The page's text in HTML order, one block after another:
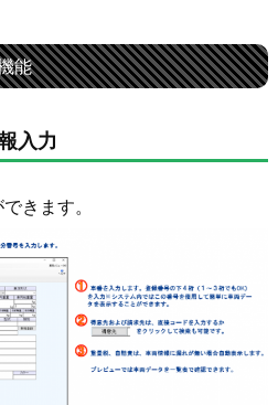
能
入力
きます。